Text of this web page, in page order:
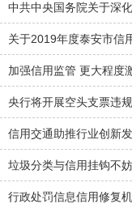
中共中央国务院关于深
关于2019年度泰安市信
加强信用监管 更大程度
央行将开展空头支票违
信用交通助推行业创新
垃圾分类与信用挂钩不
行政处罚信息信用修复